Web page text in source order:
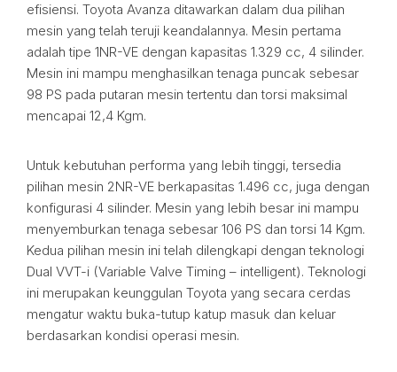
efisiensi. Toyota Avanza ditawarkan dalam dua pilihan
mesin yang telah teruji keandalannya. Mesin pertama
adalah tipe 1NR-VE dengan kapasitas 1.329 cc, 4 silinder.
Mesin ini mampu menghasilkan tenaga puncak sebesar
98 PS pada putaran mesin tertentu dan torsi maksimal
mencapai 12,4 Kgm.
Untuk kebutuhan performa yang lebih tinggi, tersedia
pilihan mesin 2NR-VE berkapasitas 1.496 cc, juga dengan
konfigurasi 4 silinder. Mesin yang lebih besar ini mampu
menyemburkan tenaga sebesar 106 PS dan torsi 14 Kgm.
Kedua pilihan mesin ini telah dilengkapi dengan teknologi
Dual VVT-i (Variable Valve Timing – intelligent). Teknologi
ini merupakan keunggulan Toyota yang secara cerdas
mengatur waktu buka-tutup katup masuk dan keluar
berdasarkan kondisi operasi mesin.